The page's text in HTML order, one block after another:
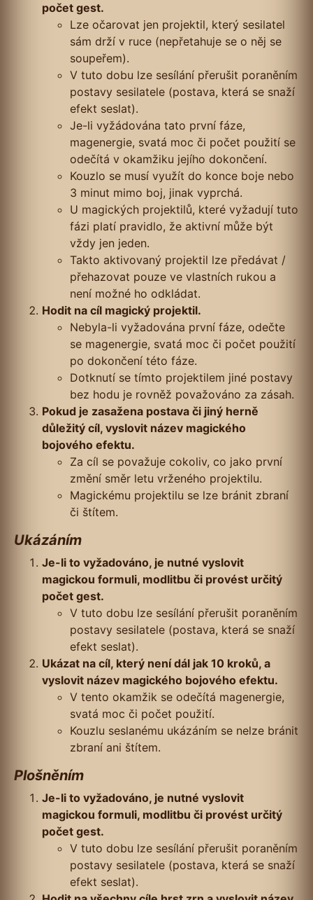
počet gest.
Lze očarovat jen projektil, který sesilatel
sám drží v ruce (nepřetahuje se o něj se
soupeřem).
V tuto dobu lze sesílání přerušit poraněním
postavy sesilatele (postava, která se snaží
efekt seslat).
Je-li vyžádována tato první fáze,
magenergie, svatá moc či počet použití se
odečítá v okamžiku jejího dokončení.
Kouzlo se musí využít do konce boje nebo
3 minut mimo boj, jinak vyprchá.
U magických projektilů, které vyžadují tuto
fázi platí pravidlo, že aktivní může být
vždy jen jeden.
Takto aktivovaný projektil lze předávat /
přehazovat pouze ve vlastních rukou a
není možné ho odkládat.
Hodit na cíl magický projektil.
Nebyla-li vyžadována první fáze, odečte
se magenergie, svatá moc či počet použití
po dokončení této fáze.
Dotknutí se tímto projektilem jiné postavy
bez hodu je rovněž považováno za zásah.
Pokud je zasažena postava či jiný herně
důležitý cíl, vyslovit název magického
bojového efektu.
Za cíl se považuje cokoliv, co jako první
změní směr letu vrženého projektilu.
Magickému projektilu se lze bránit zbraní
či štítem.
Ukázáním
Je-li to vyžadováno, je nutné vyslovit
magickou formuli, modlitbu či provést určitý
počet gest.
V tuto dobu lze sesílání přerušit poraněním
postavy sesilatele (postava, která se snaží
efekt seslat).
Ukázat na cíl, který není dál jak 10 kroků, a
vyslovit název magického bojového efektu.
V tento okamžik se odečítá magenergie,
svatá moc či počet použití.
Kouzlu seslanému ukázáním se nelze bránit
zbraní ani štítem.
Plošněním
Je-li to vyžadováno, je nutné vyslovit
magickou formuli, modlitbu či provést určitý
počet gest.
V tuto dobu lze sesílání přerušit poraněním
postavy sesilatele (postava, která se snaží
efekt seslat).